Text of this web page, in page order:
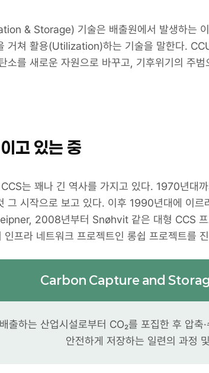
& Storage) 기술은 배출원에서 발생하는
거쳐 활용(Utilization)하는 기술을 말한다.
소를 새로운 자원으로 바꾸고, 기후위기의 주
고 있는 중
는 꽤나 긴 역사를 가지고 있다. 1970년
그 시작으로 보고 있다. 이후 1990년대에 이
2008년부터 Snøhvit 같은 대형 CCS
프라 네트워크 프로젝트인 롱쉽 프로젝트를
Carbon Capture and
출하는 산업시설로부터 CO₂를 포집한 후 압
안전하게 저장하는 일련의 과정